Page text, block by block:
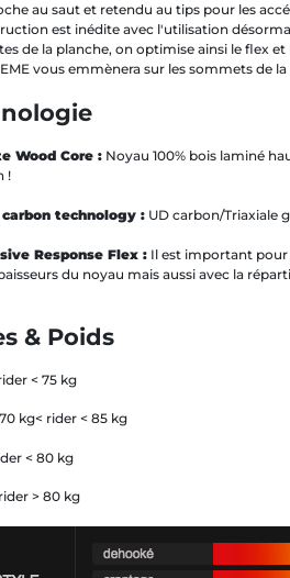
au saut et retendu au tips pour les
est inédite avec l'utilisation
de la planche, on optimise ainsi le flex
vous emmènera sur les sommets de
Wood Core :Noyau 100% bois laminé
!
carbon technology :UD carbon/Triaxiale
Response Flex :Il est important pour
du noyau mais aussi avec la
& Poids
< 75 kg
kg< rider < 85 kg
< 80 kg
> 80 kg